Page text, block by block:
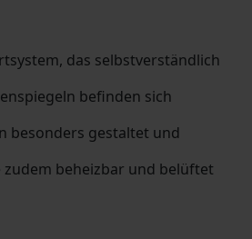
das selbstverständlich
befinden sich
besonders gestaltet und
beheizbar und belüftet